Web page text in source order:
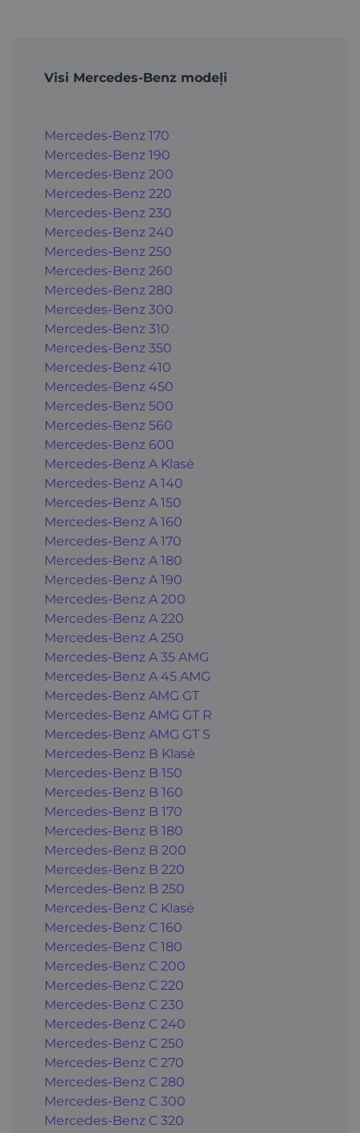
Visi Mercedes-Benz modeļi
Mercedes-Benz 170
Mercedes-Benz 190
Mercedes-Benz 200
Mercedes-Benz 220
Mercedes-Benz 230
Mercedes-Benz 240
Mercedes-Benz 250
Mercedes-Benz 260
Mercedes-Benz 280
Mercedes-Benz 300
Mercedes-Benz 310
Mercedes-Benz 350
Mercedes-Benz 410
Mercedes-Benz 450
Mercedes-Benz 500
Mercedes-Benz 560
Mercedes-Benz 600
Mercedes-Benz A Klasė
Mercedes-Benz A 140
Mercedes-Benz A 150
Mercedes-Benz A 160
Mercedes-Benz A 170
Mercedes-Benz A 180
Mercedes-Benz A 190
Mercedes-Benz A 200
Mercedes-Benz A 220
Mercedes-Benz A 250
Mercedes-Benz A 35 AMG
Mercedes-Benz A 45 AMG
Mercedes-Benz AMG GT
Mercedes-Benz AMG GT R
Mercedes-Benz AMG GT S
Mercedes-Benz B Klasė
Mercedes-Benz B 150
Mercedes-Benz B 160
Mercedes-Benz B 170
Mercedes-Benz B 180
Mercedes-Benz B 200
Mercedes-Benz B 220
Mercedes-Benz B 250
Mercedes-Benz C Klasė
Mercedes-Benz C 160
Mercedes-Benz C 180
Mercedes-Benz C 200
Mercedes-Benz C 220
Mercedes-Benz C 230
Mercedes-Benz C 240
Mercedes-Benz C 250
Mercedes-Benz C 270
Mercedes-Benz C 280
Mercedes-Benz C 300
Mercedes-Benz C 320